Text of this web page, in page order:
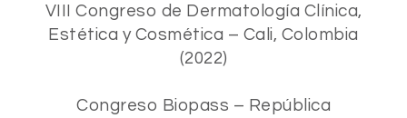
VIII Congreso de Dermatología Clínica,
Estética y Cosmética – Cali, Colombia
(2022)
Congreso Biopass – República